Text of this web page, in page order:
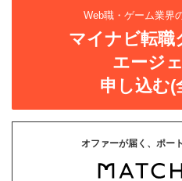
Web職・ゲーム業界
マイナビ転職
エージ
申し込む(
オファーが届く、ポー